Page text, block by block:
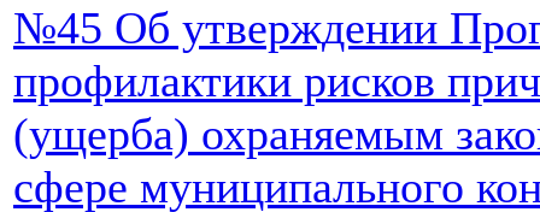
№45 Об утверждении
профилактики рисков
(ущерба) охраняемым
сфере муниципального